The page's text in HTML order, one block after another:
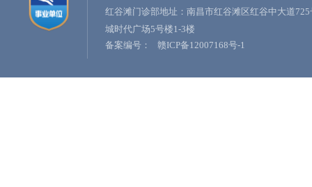
红谷滩门诊部地址：南昌市红谷滩区红谷中大道725
城时代广场5号楼1-3楼
备案编号：
赣ICP备12007168号-1